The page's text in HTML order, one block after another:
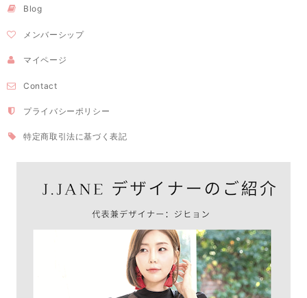
Blog
メンバーシップ
マイページ
Contact
プライバシーポリシー
特定商取引法に基づく表記